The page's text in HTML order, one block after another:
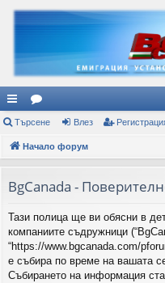
ъ
рз
вр
ъз
ки
ор
ум
Търсене Влез
Начало форум
BgCanada -
Тази полица ще ви обясни в
компаниите съдружници
“https://www.bgcanada.com/
е събира по време на вашата
Събирането на информация